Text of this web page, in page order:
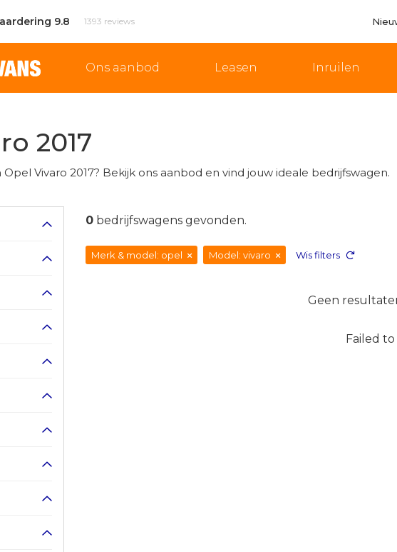
9.8 1393 reviews
Ons aanbod Leasen Inruilen
2017
Vivaro 2017? Bekijk ons aanbod en vind jouw ideale bedrijfswagen.
0bedrijfswagens gevonden.
Merk & model: opel Model: vivaro Wis filters
Geen
Failed